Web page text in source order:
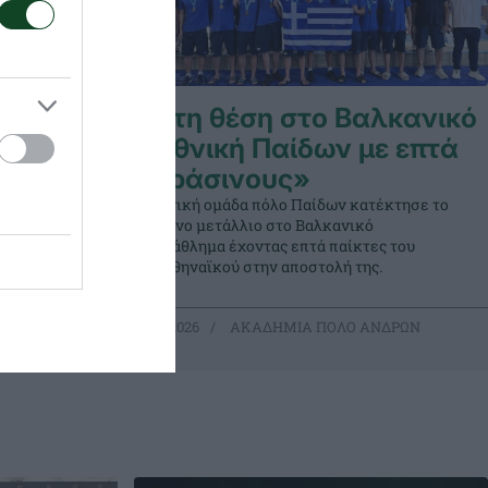
του
Τρίτη θέση στο Βαλκανικό
η Εθνική Παίδων με επτά
«πράσινους»
Η Εθνική ομάδα πόλο Παίδων κατέκτησε το
χάλκινο μετάλλιο στο Βαλκανικό
πρωτάθλημα έχοντας επτά παίκτες του
Παναθηναϊκού στην αποστολή της.
19.07.2026 ΑΚΑΔΗΜΙΑ ΠΟΛΟ ΑΝΔΡΩΝ